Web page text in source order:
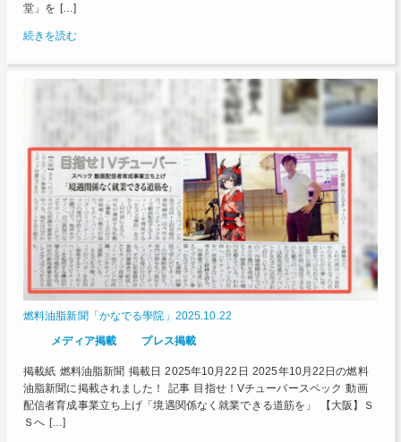
堂」を […]
続きを読む
燃料油脂新聞「かなでる學院」2025.10.22
メディア掲載
プレス掲載
掲載紙 燃料油脂新聞 掲載日 2025年10月22日 2025年10月22日の燃料
油脂新聞に掲載されました！ 記事 目指せ！Vチューバースペック 動画
配信者育成事業立ち上げ「境遇関係なく就業できる道筋を」 【大阪】Ｓ
Ｓへ […]